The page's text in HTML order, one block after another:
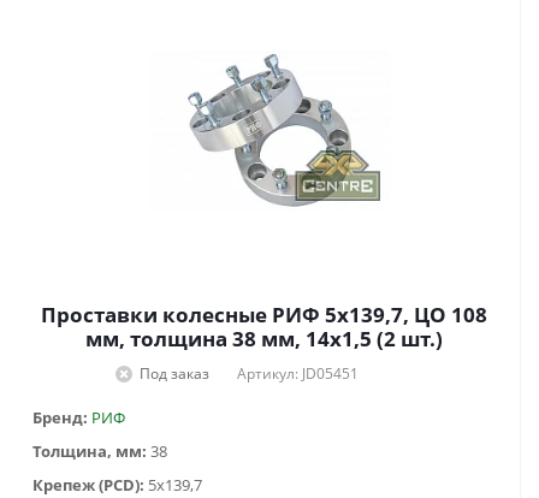
Проставки колесные РИФ 5x139,7, ЦО 108
мм, толщина 38 мм, 14x1,5 (2 шт.)
Под заказ Артикул: JD05451
Бренд: РИФ
Толщина, мм: 38
Крепеж (PCD): 5x139,7